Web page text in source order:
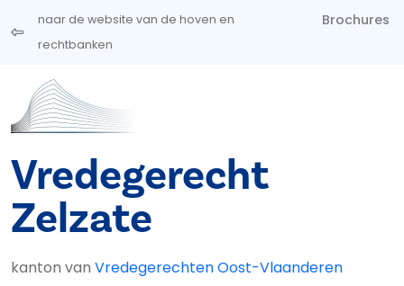
Overslaan en naar de inhoud gaan
naar de website van de hoven en
rechtbanken
Brochures
Vredegerecht
Zelzate
kanton van Vredegerechten Oost-Vlaanderen